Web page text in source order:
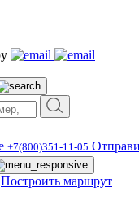
+7(800)351-11-05
Построить маршрут